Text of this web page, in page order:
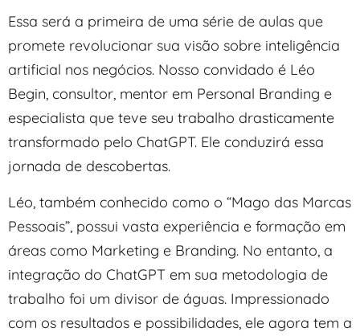
Essa será a primeira de uma série de aulas que
promete revolucionar sua visão sobre inteligência
artificial nos negócios. Nosso convidado é Léo
Begin, consultor, mentor em Personal Branding e
especialista que teve seu trabalho drasticamente
transformado pelo ChatGPT. Ele conduzirá essa
jornada de descobertas.
Léo, também conhecido como o “Mago das Marcas
Pessoais”, possui vasta experiência e formação em
áreas como Marketing e Branding. No entanto, a
integração do ChatGPT em sua metodologia de
trabalho foi um divisor de águas. Impressionado
com os resultados e possibilidades, ele agora tem a